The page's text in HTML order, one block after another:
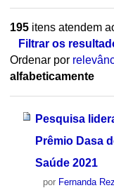
195itens atendem
Filtrar os
Ordenar por
alfabeticamente
Pesquisa
Prêmio Dasa
Saúde 2021
por Fernanda